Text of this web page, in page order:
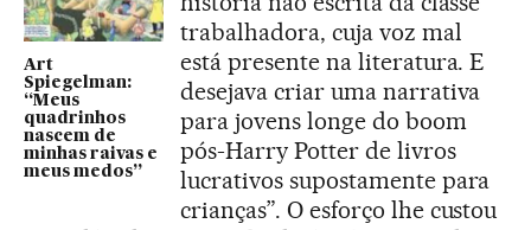
Art
Spiegelman:
“Meus
quadrinhos
nascem de
minhas raivas e
meus medos”
trabalhadora, cuja voz mal
está presente na literatura. E
desejava criar uma narrativa
para jovens longe do boom
pós-Harry Potter de livros
lucrativos supostamente para
crianças”. O esforço lhe custou